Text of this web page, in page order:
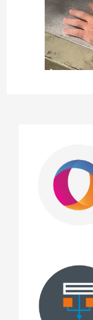
Nos ateliers
Textile